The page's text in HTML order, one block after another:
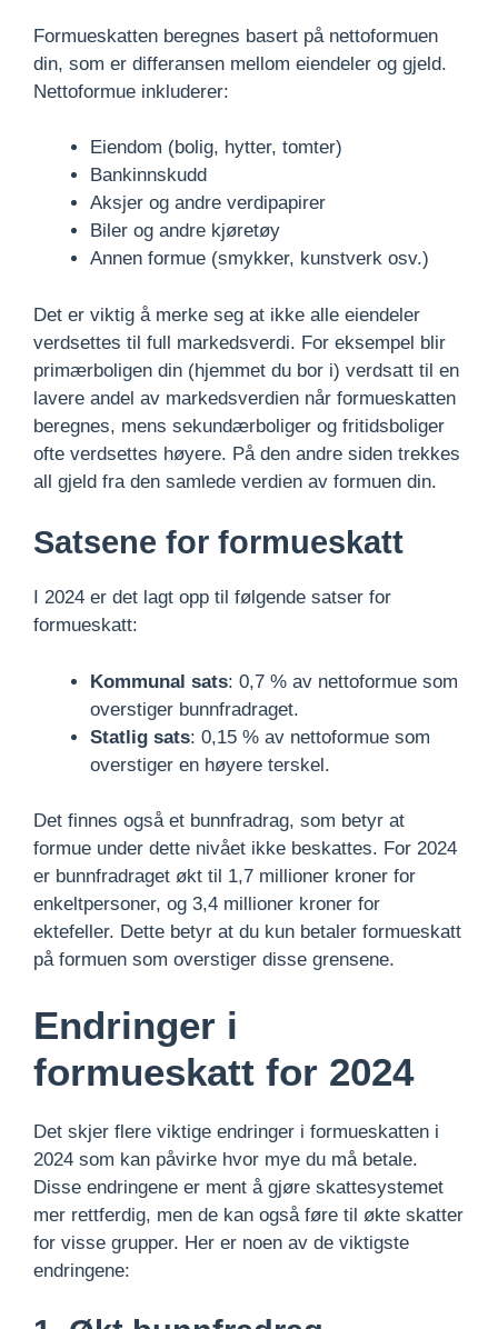
Formueskatten beregnes basert på nettoformuen
din, som er differansen mellom eiendeler og gjeld.
Nettoformue inkluderer:
Eiendom (bolig, hytter, tomter)
Bankinnskudd
Aksjer og andre verdipapirer
Biler og andre kjøretøy
Annen formue (smykker, kunstverk osv.)
Det er viktig å merke seg at ikke alle eiendeler
verdsettes til full markedsverdi. For eksempel blir
primærboligen din (hjemmet du bor i) verdsatt til en
lavere andel av markedsverdien når formueskatten
beregnes, mens sekundærboliger og fritidsboliger
ofte verdsettes høyere. På den andre siden trekkes
all gjeld fra den samlede verdien av formuen din.
Satsene for formueskatt
I 2024 er det lagt opp til følgende satser for
formueskatt:
Kommunal sats: 0,7 % av nettoformue som
overstiger bunnfradraget.
Statlig sats: 0,15 % av nettoformue som
overstiger en høyere terskel.
Det finnes også et bunnfradrag, som betyr at
formue under dette nivået ikke beskattes. For 2024
er bunnfradraget økt til 1,7 millioner kroner for
enkeltpersoner, og 3,4 millioner kroner for
ektefeller. Dette betyr at du kun betaler formueskatt
på formuen som overstiger disse grensene.
Endringer i
formueskatt for 2024
Det skjer flere viktige endringer i formueskatten i
2024 som kan påvirke hvor mye du må betale.
Disse endringene er ment å gjøre skattesystemet
mer rettferdig, men de kan også føre til økte skatter
for visse grupper. Her er noen av de viktigste
endringene: